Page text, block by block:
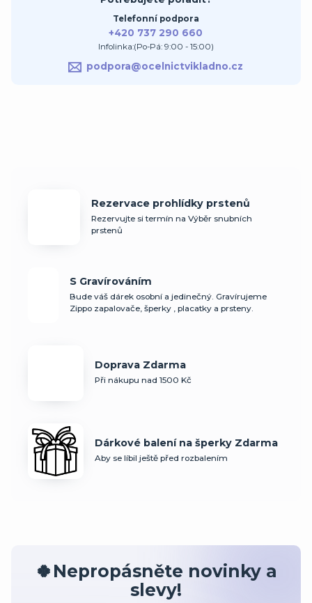
Telefonní podpora
+420 737 290 660
Infolinka:(Po-Pá: 9:00 - 15:00)
podpora@ocelnictvikladno.cz
Rezervace prohlídky prstenů
Rezervujte si termín na Výběr snubních
prstenů
S Gravírováním
Bude váš dárek osobní a jedinečný. Gravírujeme
Zippo zapalovače, šperky , placatky a prsteny.
Doprava Zdarma
Při nákupu nad 1500 Kč
Dárkové balení na šperky Zdarma
Aby se líbil ještě před rozbalením
🍀Nepropásněte novinky a
slevy!